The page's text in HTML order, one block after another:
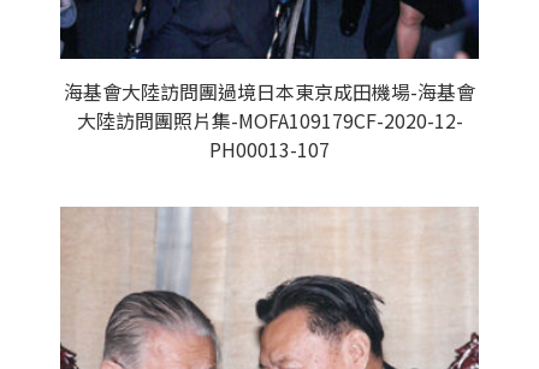
海基會大陸訪問團過境日本東京成田機場-海基會
大陸訪問團照片集-MOFA109179CF-2020-12-
PH00013-107